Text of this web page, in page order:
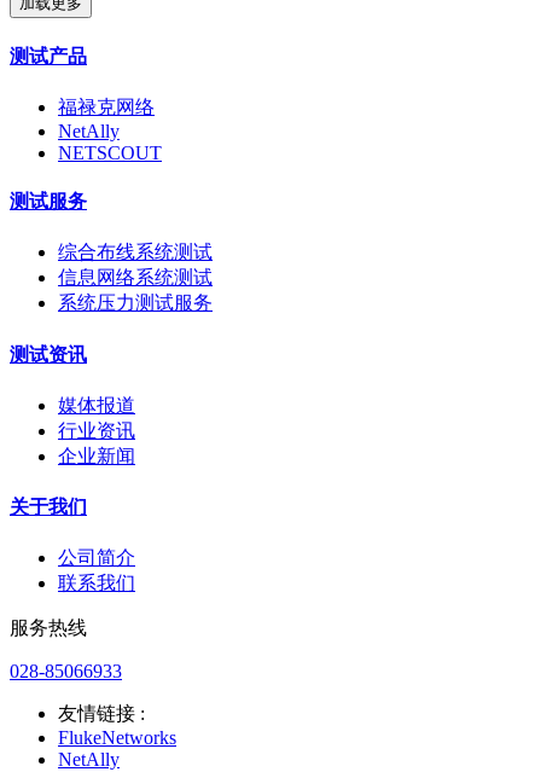
测试产品
福禄克网络
NetAlly
NETSCOUT
测试服务
综合布线系统测试
信息网络系统测试
系统压力测试服务
测试资讯
媒体报道
行业资讯
企业新闻
关于我们
公司简介
联系我们
服务热线
028-85066933
友情链接 :
FlukeNetworks
NetAlly